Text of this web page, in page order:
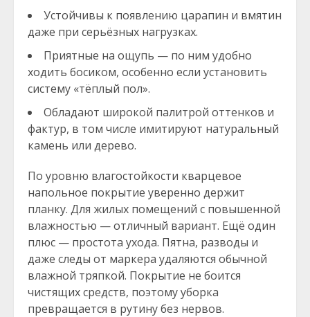
Устойчивы к появлению царапин и вмятин
даже при серьёзных нагрузках.
Приятные на ощупь — по ним удобно
ходить босиком, особенно если установить
систему «тёплый пол».
Обладают широкой палитрой оттенков и
фактур, в том числе имитируют натуральный
камень или дерево.
По уровню влагостойкости кварцевое
напольное покрытие уверенно держит
планку. Для жилых помещений с повышенной
влажностью — отличный вариант. Ещё один
плюс — простота ухода. Пятна, разводы и
даже следы от маркера удаляются обычной
влажной тряпкой. Покрытие не боится
чистящих средств, поэтому уборка
превращается в рутину без нервов.